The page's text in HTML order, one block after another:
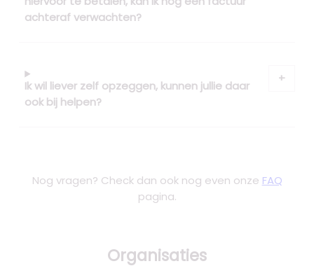
achteraf verwachten?
Ik wil liever zelf opzeggen, kunnen jullie daar
ook bij helpen?
Nog vragen? Check dan ook nog even onze FAQ
pagina.
Organisaties